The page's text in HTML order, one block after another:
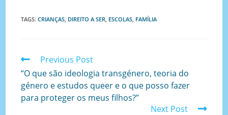
TAGS:CRIANÇAS DIREITO A SER ESCOLAS FAMÍLIA
Previous Post
“O que são ideologia transgénero, teoria do
género e estudos queer e o que posso fazer
para proteger os meus filhos?”
Next Post